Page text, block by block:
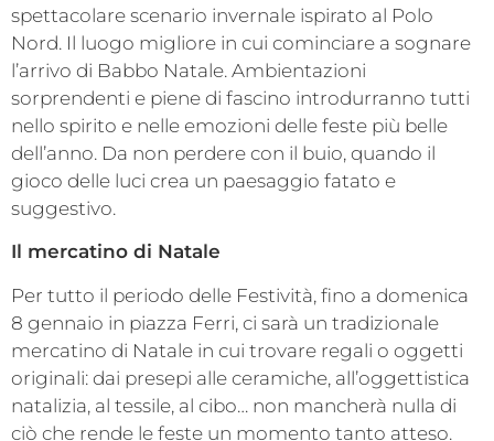
spettacolare scenario invernale ispirato al Polo
Nord. Il luogo migliore in cui cominciare a sognare
l’arrivo di Babbo Natale. Ambientazioni
sorprendenti e piene di fascino introdurranno tutti
nello spirito e nelle emozioni delle feste più belle
dell’anno. Da non perdere con il buio, quando il
gioco delle luci crea un paesaggio fatato e
suggestivo.
Il mercatino di Natale
Per tutto il periodo delle Festività, fino a domenica
8 gennaio in piazza Ferri, ci sarà un tradizionale
mercatino di Natale in cui trovare regali o oggetti
originali: dai presepi alle ceramiche, all’oggettistica
natalizia, al tessile, al cibo… non mancherà nulla di
ciò che rende le feste un momento tanto atteso.